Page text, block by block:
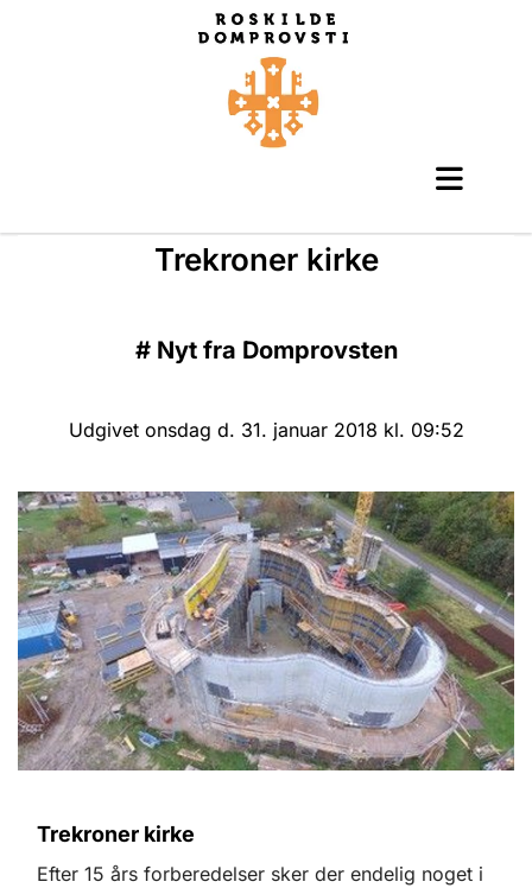
Trekroner kirke
# Nyt fra Domprovsten
Udgivet onsdag d. 31. januar 2018 kl. 09:52
Trekroner kirke
Efter 15 års forberedelser sker der endelig noget i